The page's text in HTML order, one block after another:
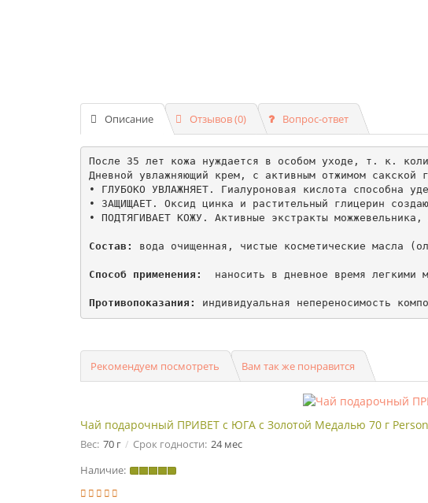
Описание Отзывов (0) Вопрос-ответ
После 35 лет кожа нуждается в особом уходе, т. к.
Дневной увлажняющий крем, с активным отжимом
• ГЛУБОКО УВЛАЖНЯЕТ. Гиалуроновая кислота способна
• ЗАЩИЩАЕТ. Оксид цинка и растительный глицерин
• ПОДТЯГИВАЕТ КОЖУ. Активные экстракты
Состав: вода очищенная, чистые косметические масла
Способ применения: наносить в дневное время легкими
Противопоказания: индивидуальная непереносимость
Рекомендуем посмотреть Вам так же понравится
Чай подарочный ПРИВЕТ с ЮГА с Золотой Медалью 70 г
Вес: 70 г Срок годности: 24 мес
Наличие: